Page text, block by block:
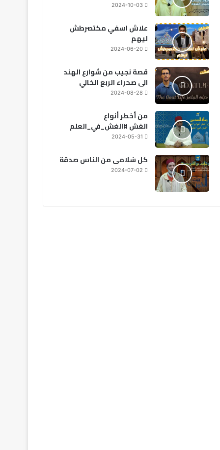
2024-10-03
علاش اسفي مكتصرطش
ليهم
2024-06-20
قصة نجيب من شوارع الهند
الى صحراء الربع الخالي
2024-08-28
من أخطر أنواع
الغش #الغش_في_العلم
2024-05-31
كل سُلامى من الناس صدقة
2024-07-02